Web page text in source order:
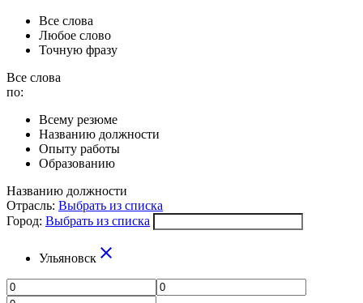
Все слова
Любое слово
Точную фразу
Все слова
по:
Всему резюме
Названию должности
Опыту работы
Образованию
Названию должности
Отрасль: Выбрать из списка
Город: Выбрать из списка
Ульяновск close